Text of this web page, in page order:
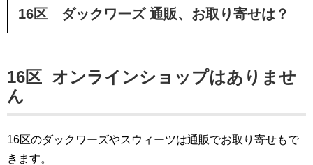
16区 ダックワーズ 通販、お取り寄せは？
16区 オンラインショップはありませ
ん
16区のダックワーズやスウィーツは通販でお取り寄せもで
きます。